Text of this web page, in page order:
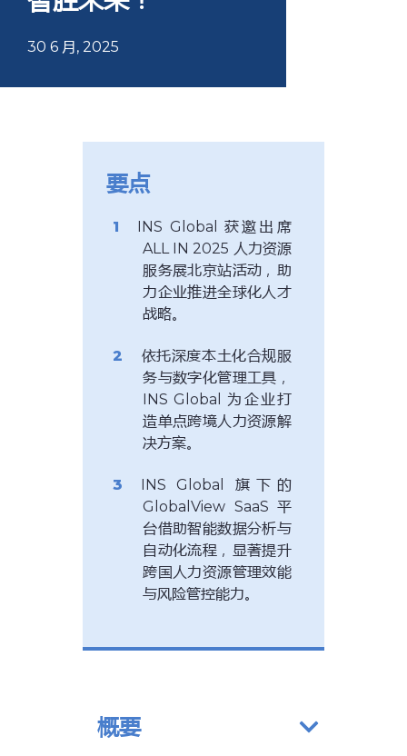
30 6 月, 2025
要点
INS Global 获邀出席
ALL IN 2025 人力资源
服务展北京站活动，助
力企业推进全球化人才
战略。
依托深度本土化合规服
务与数字化管理工具，
INS Global 为企业打
造单点跨境人力资源解
决方案。
INS Global 旗下的
GlobalView SaaS 平
台借助智能数据分析与
自动化流程，显著提升
跨国人力资源管理效能
与风险管控能力。
概要